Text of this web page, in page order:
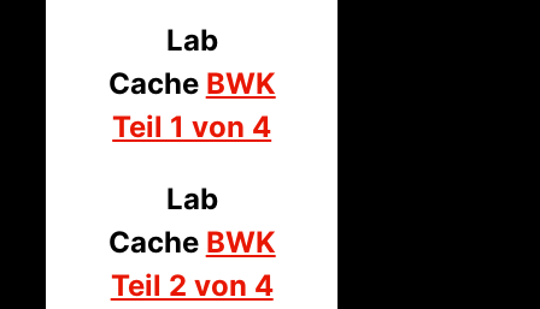
Lab
Cache BWK
Teil 1 von 4
Lab
Cache BWK
Teil 2 von 4